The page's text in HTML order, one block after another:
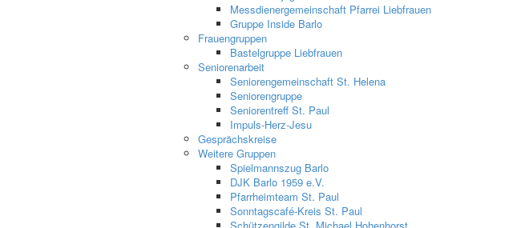
Messdienergemeinschaft Pfarrei Liebfrauen
Gruppe Inside Barlo
Frauengruppen
Bastelgruppe Liebfrauen
Seniorenarbeit
Seniorengemeinschaft St. Helena
Seniorengruppe
Seniorentreff St. Paul
Impuls-Herz-Jesu
Gesprächskreise
Weitere Gruppen
Spielmannszug Barlo
DJK Barlo 1959 e.V.
Pfarrheimteam St. Paul
Sonntagscafé-Kreis St. Paul